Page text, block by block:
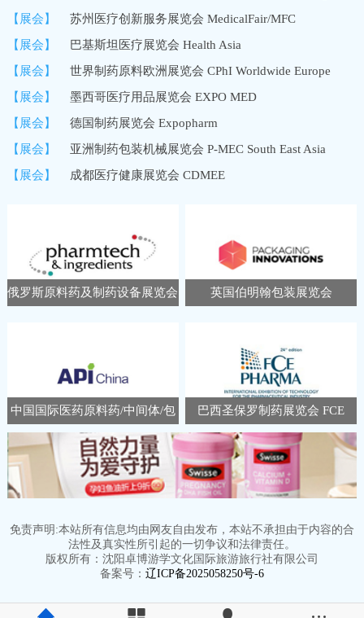
【展会】
苏州医疗创新服务展览会 MedicalFair/MFC
【展会】
巴基斯坦医疗展览会 Health Asia
【展会】
世界制药原料欧洲展览会 CPhI Worldwide Europe
【展会】
墨西哥医疗用品展览会 EXPO MED
【展会】
德国制药展览会 Expopharm
【展会】
亚洲制药包装机械展览会 P-MEC South East Asia
【展会】
成都医疗健康展览会 CDMEE
俄罗斯原料药及制药设备展览会 英国伯明翰包装展览会
Empack
中国国际医药原料药/中间体/包
装/设备交易会 APIChina
巴西圣保罗制药展览会 FCE
Pharma
免责声明:本站所有信息均由网友自由发布，本站不承担由于内容的合
法性及真实性所引起的一切争议和法律责任。
版权所有：沈阳卓博游学文化国际旅游旅行社有限公司
备案号： 辽ICP备2025058250号-6